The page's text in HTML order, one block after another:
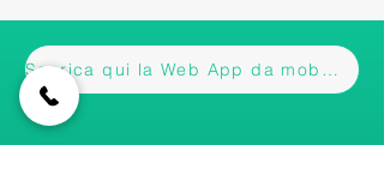
Scarica qui la Web App da mobile